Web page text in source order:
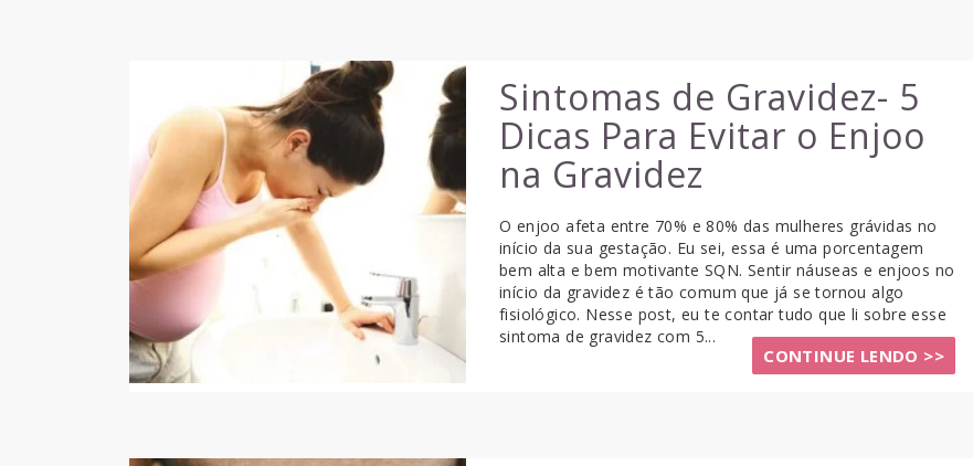
Sintomas de Gravidez- 5
Dicas Para Evitar o Enjoo
na Gravidez
O enjoo afeta entre 70% e 80% das mulheres grávidas no
início da sua gestação. Eu sei, essa é uma porcentagem
bem alta e bem motivante SQN. Sentir náuseas e enjoos no
início da gravidez é tão comum que já se tornou algo
fisiológico. Nesse post, eu te contar tudo que li sobre esse
sintoma de gravidez com 5...
CONTINUE LENDO >>